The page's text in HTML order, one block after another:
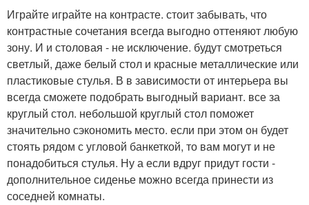
Играйте играйте на контрасте. стоит забывать, что
контрастные сочетания всегда выгодно оттеняют любую
зону. И и столовая - не исключение. будут смотреться
светлый, даже белый стол и красные металлические или
пластиковые стулья. В в зависимости от интерьера вы
всегда сможете подобрать выгодный вариант. все за
круглый стол. небольшой круглый стол поможет
значительно сэкономить место. если при этом он будет
стоять рядом с угловой банкеткой, то вам могут и не
понадобиться стулья. Ну а если вдруг придут гости -
дополнительное сиденье можно всегда принести из
соседней комнаты.